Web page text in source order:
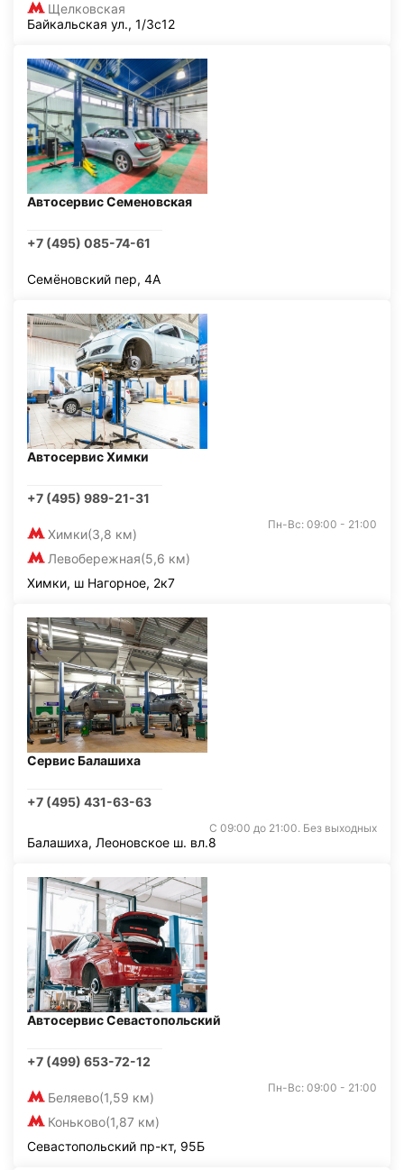
Щелковская
Байкальская ул., 1/3с12
Автосервис Семеновская
+7 (495) 085-74-61
Семёновский пер, 4А
Автосервис Химки
+7 (495) 989-21-31
Химки(3,8 км)
Левобережная(5,6 км)
Пн-Вс: 09:00 - 21:00
Химки, ш Нагорное, 2к7
Сервис Балашиха
+7 (495) 431-63-63
С 09:00 до 21:00. Без выходных
Балашиха, Леоновское ш. вл.8
Автосервис Севастопольский
+7 (499) 653-72-12
Беляево(1,59 км)
Коньково(1,87 км)
Пн-Вс: 09:00 - 21:00
Севастопольский пр-кт, 95Б